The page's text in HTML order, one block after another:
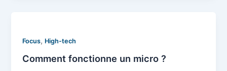
Focus, High-tech
Comment fonctionne un micro ?